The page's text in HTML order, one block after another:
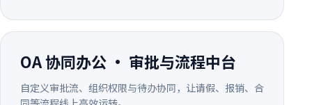
OA 协同办公 · 审批与流程中台
自定义审批流、组织权限与待办协同，让请假、报销、合